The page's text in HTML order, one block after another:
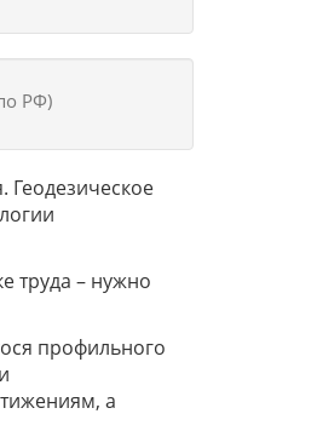
РФ)
труда – нужно
профильного
а